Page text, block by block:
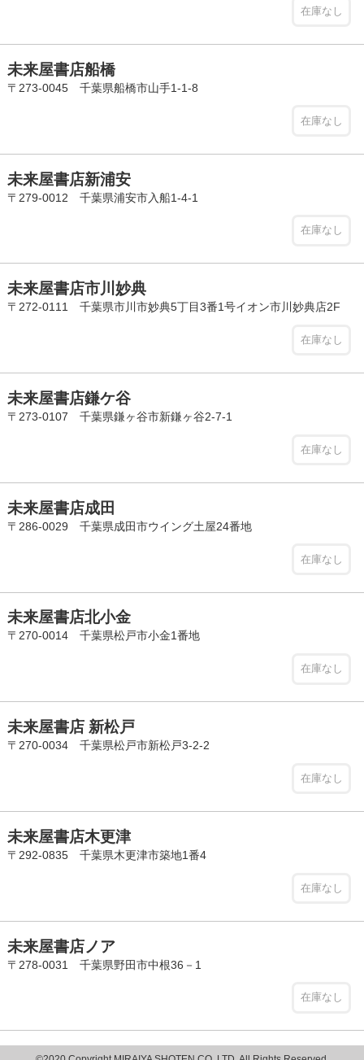
在庫なし
未来屋書店船橋
〒273-0045 千葉県船橋市山手1-1-8
在庫なし
未来屋書店新浦安
〒279-0012 千葉県浦安市入船1-4-1
在庫なし
未来屋書店市川妙典
〒272-0111 千葉県市川市妙典5丁目3番1号イオン市川妙典店2F
在庫なし
未来屋書店鎌ケ谷
〒273-0107 千葉県鎌ヶ谷市新鎌ヶ谷2-7-1
在庫なし
未来屋書店成田
〒286-0029 千葉県成田市ウイング土屋24番地
在庫なし
未来屋書店北小金
〒270-0014 千葉県松戸市小金1番地
在庫なし
未来屋書店 新松戸
〒270-0034 千葉県松戸市新松戸3-2-2
在庫なし
未来屋書店木更津
〒292-0835 千葉県木更津市築地1番4
在庫なし
未来屋書店ノア
〒278-0031 千葉県野田市中根36－1
在庫なし